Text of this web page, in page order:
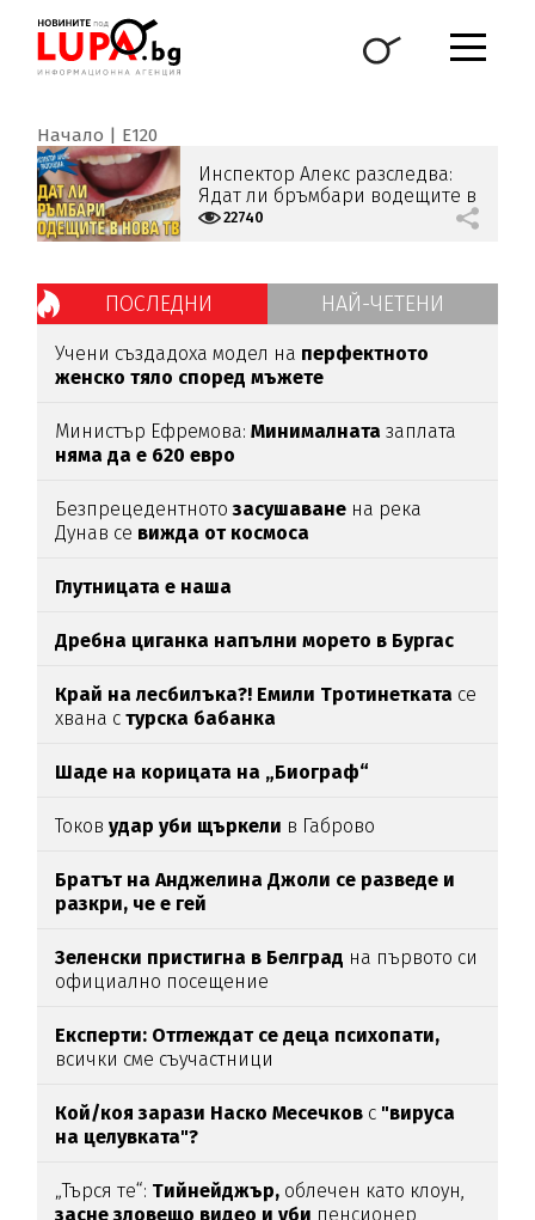
Начало Е120
Инспектор Алекс разследва:
Ядат ли бръмбари водещите в
Нова тв?
22740
ПОСЛЕДНИ НАЙ-ЧЕТЕНИ
Учени създадоха модел на перфектното
женско тяло според мъжете
Министър Ефремова:Минималната заплата
няма да е 620 евро
Безпрецедентнотозасушаване на река
Дунав се вижда от космоса
Глутницата е наша
Дребна циганка напълни морето в Бургас
Край на лесбилъка?! Емили Тротинетката се
хвана с турска бабанка
Шаде на корицата на „Биограф“
Токовудар уби щъркели в Габрово
Братът на Анджелина Джоли се разведе и
разкри, че е гей
Зеленски пристигна в Белград на първото си
официално посещение
Експерти: Отглеждат се деца психопати,
всички сме съучастници
Кой/коя зарази Наско Месечков с "вируса
на целувката"?
„Търся те“: Тийнейджър, облечен като клоун,
засне зловещо видео и уби пенсионер